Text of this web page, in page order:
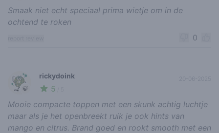
Smaak niet echt speciaal prima wietje om in de
ochtend te roken
0
🍃
rickydoink
5
Mooie compacte toppen met een skunk achtig luchtje
maar als je het openbreekt ruik je ook hints van
mango en citrus. Brand goed en rookt smooth met een